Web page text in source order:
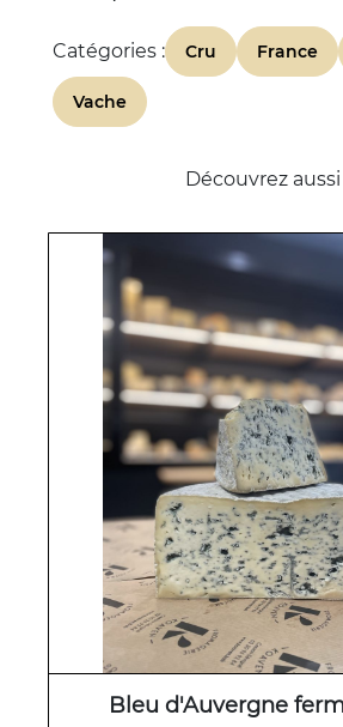
Catégories : Cru France
Vache
Découvrez aussi
Bleu d'Auvergne